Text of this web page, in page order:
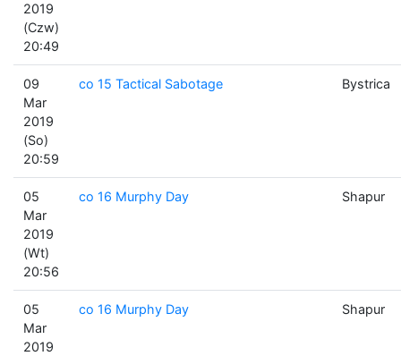
2019
(Czw)
20:49
09
Mar
2019
(So)
20:59
co 15 Tactical Sabotage Bystrica
05
Mar
2019
(Wt)
20:56
co 16 Murphy Day Shapur
05
Mar
2019
co 16 Murphy Day Shapur